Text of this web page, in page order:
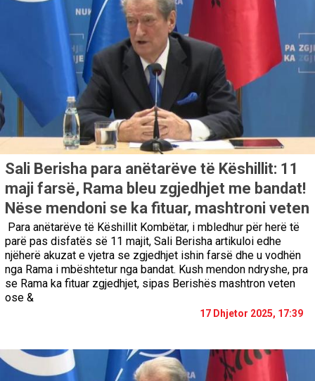
Sali Berisha para anëtarëve të Këshillit: 11
maji farsë, Rama bleu zgjedhjet me bandat!
Nëse mendoni se ka fituar, mashtroni veten
Para anëtarëve të Këshillit Kombëtar, i mbledhur për herë të
parë pas disfatës së 11 majit, Sali Berisha artikuloi edhe
njëherë akuzat e vjetra se zgjedhjet ishin farsë dhe u vodhën
nga Rama i mbështetur nga bandat. Kush mendon ndryshe, pra
se Rama ka fituar zgjedhjet, sipas Berishës mashtron veten
ose &
17 Dhjetor 2025, 17:39